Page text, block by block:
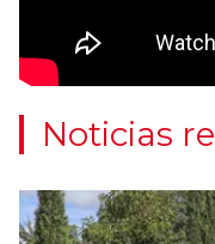
Noticias